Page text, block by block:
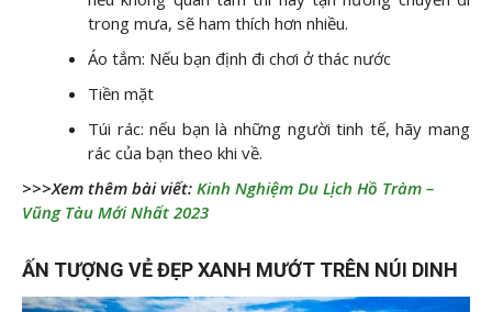
trong mưa, sẽ ham thích hơn nhiều.
Áo tắm: Nếu bạn định đi chơi ở thác nước
Tiền mặt
Túi rác: nếu bạn là những người tinh tế, hãy mang
rác của bạn theo khi về.
>>>Xem thêm bài viết: Kinh Nghiệm Du Lịch Hồ Tràm –
Vũng Tàu Mới Nhất 2023
ẤN TƯỢNG VẺ ĐẸP XANH MƯỚT TRÊN NÚI DINH